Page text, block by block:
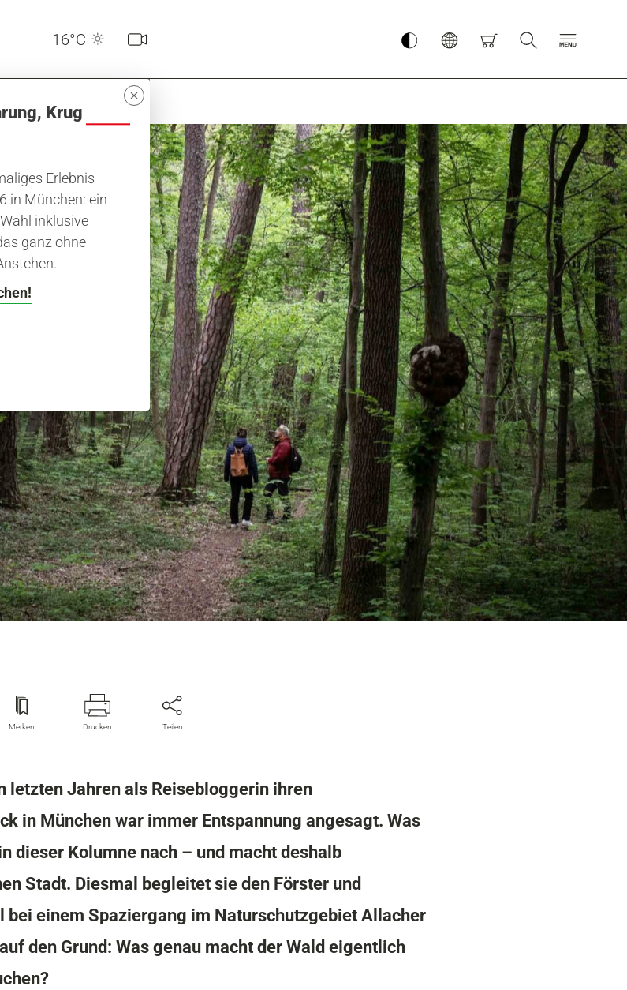
Krug
Erlebnis
in München: ein
inklusive
ganz ohne
16°C
Merken Drucken Teilen
letzten Jahren als Reisebloggerin ihren
in München war immer Entspannung angesagt. Was
dieser Kolumne nach – und macht deshalb
Stadt. Diesmal begleitet sie den Förster und
bei einem Spaziergang im Naturschutzgebiet Allacher
den Grund: Was genau macht der Wald eigentlich